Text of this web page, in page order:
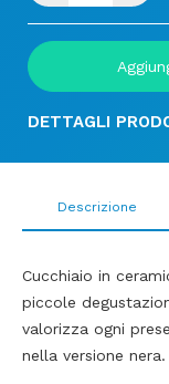
DETTAGLI
Descrizione
Cucchiaio in
piccole
valorizza ogni
nella versione nera.